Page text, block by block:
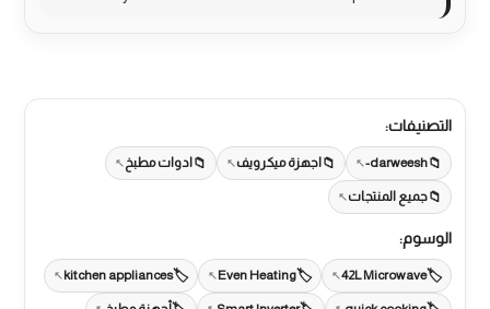
التصنيفات:
darweesh- اجهزة ميكرويف ادوات مطبخ
جميع المنتجات
الوسوم:
42L Microwave
Even Heating
kitchen appliances